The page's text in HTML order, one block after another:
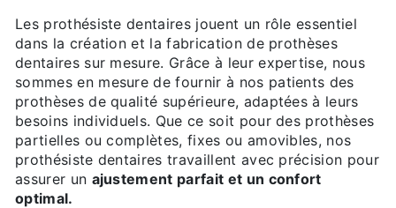
Les prothésiste dentaires jouent un rôle essentiel
dans la création et la fabrication de prothèses
dentaires sur mesure. Grâce à leur expertise, nous
sommes en mesure de fournir à nos patients des
prothèses de qualité supérieure, adaptées à leurs
besoins individuels. Que ce soit pour des prothèses
partielles ou complètes, fixes ou amovibles, nos
prothésiste dentaires travaillent avec précision pour
assurer un ajustement parfait et un confort
optimal.